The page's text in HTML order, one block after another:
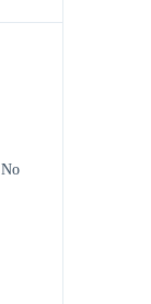
No